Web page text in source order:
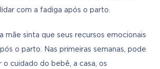
com a fadiga após o parto.
mãe sinta que seus recursos emocionais
o parto. Nas primeiras semanas, pode
o cuidado do bebê, a casa, os